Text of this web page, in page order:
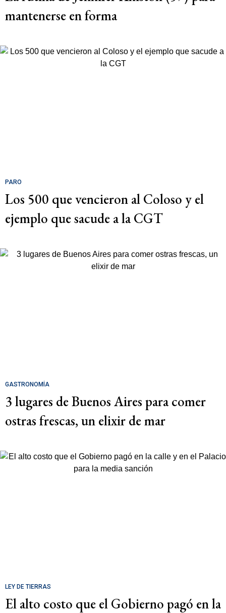
mantenerse en forma
PARO
Los 500 que vencieron al Coloso y el
ejemplo que sacude a la CGT
GASTRONOMÍA
3 lugares de Buenos Aires para comer
ostras frescas, un elixir de mar
LEY DE TIERRAS
El alto costo que el Gobierno pagó en la